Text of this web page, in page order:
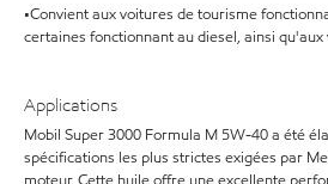
•Convient aux voitures de tourisme
certaines fonctionnant au diesel, ainsi
Applications
Mobil Super 3000 Formula M 5W-40 a été
spécifications les plus strictes exigées par